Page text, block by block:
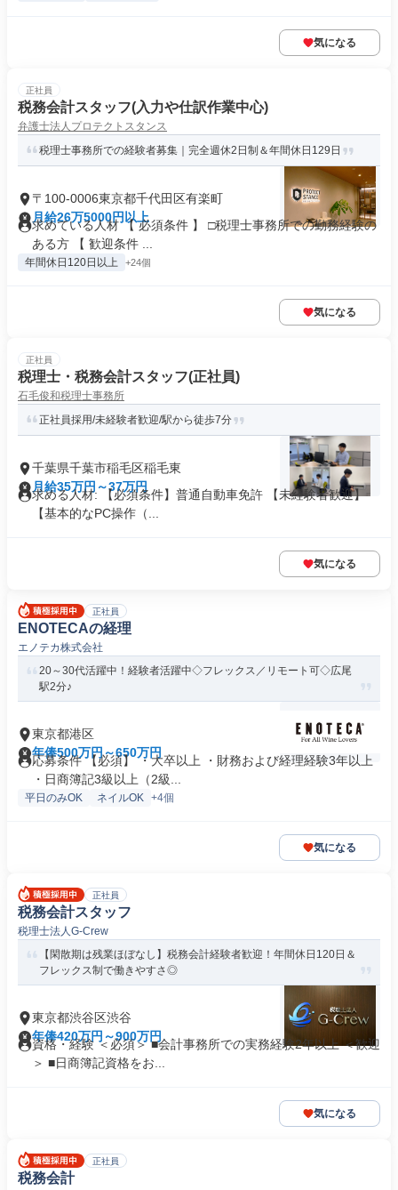
気になる
正社員
税務会計スタッフ(入力や仕訳作業中心)
弁護士法人プロテクトスタンス
税理士事務所での経験者募集｜完全週休2日制＆年間休日129日
〒100-0006東京都千代田区有楽町
月給26万5000円以上
求めている人材 【 必須条件 】 □税理士事務所での勤務経験の
ある方 【 歓迎条件 ...
年間休日120日以上 +24個
気になる
正社員
税理士・税務会計スタッフ(正社員)
石毛俊和税理士事務所
正社員採用/未経験者歓迎/駅から徒歩7分
千葉県千葉市稲毛区稲毛東
月給35万円～37万円
求める人材: 【必須条件】普通自動車免許 【未経験者歓迎】
【基本的なPC操作（...
気になる
正社員
ENOTECAの経理
エノテカ株式会社
20～30代活躍中！経験者活躍中◇フレックス／リモート可◇広尾
駅2分♪
東京都港区
年俸500万円～650万円
応募条件 【必須】 ・大卒以上 ・財務および経理経験3年以上
・日商簿記3級以上（2級...
平日のみOK ネイルOK +4個
気になる
正社員
税務会計スタッフ
税理士法人G-Crew
【閑散期は残業ほぼなし】税務会計経験者歓迎！年間休日120日＆
フレックス制で働きやすさ◎
東京都渋谷区渋谷
年俸420万円～900万円
資格・経験 ＜必須＞ ■会計事務所での実務経験2年以上 ＜歓迎
＞ ■日商簿記資格をお...
気になる
正社員
税務会計